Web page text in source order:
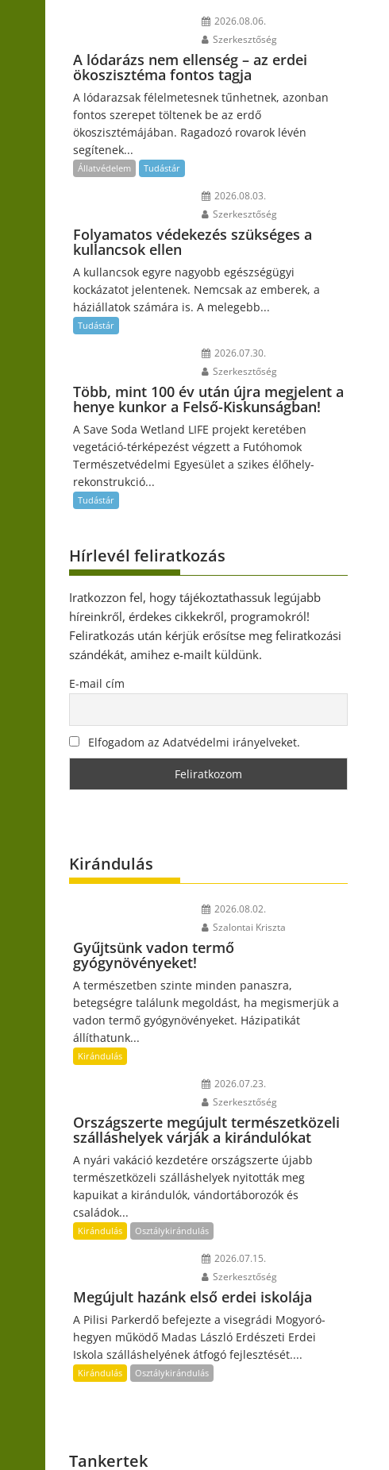
2026.08.06.
Szerkesztőség
A lódarázs nem ellenség – az erdei
ökoszisztéma fontos tagja
A lódarazsak félelmetesnek tűnhetnek, azonban
fontos szerepet töltenek be az erdő
ökoszisztémájában. Ragadozó rovarok lévén
segítenek...
Állatvédelem Tudástár
2026.08.03.
Szerkesztőség
Folyamatos védekezés szükséges a
kullancsok ellen
A kullancsok egyre nagyobb egészségügyi
kockázatot jelentenek. Nemcsak az emberek, a
háziállatok számára is. A melegebb...
Tudástár
2026.07.30.
Szerkesztőség
Több, mint 100 év után újra megjelent a
henye kunkor a Felső-Kiskunságban!
A Save Soda Wetland LIFE projekt keretében
vegetáció-térképezést végzett a Futóhomok
Természetvédelmi Egyesület a szikes élőhely-
rekonstrukció...
Tudástár
Hírlevél feliratkozás
Iratkozzon fel, hogy tájékoztathassuk legújabb
híreinkről, érdekes cikkekről, programokról!
Feliratkozás után kérjük erősítse meg feliratkozási
szándékát, amihez e-mailt küldünk.
E-mail cím
Elfogadom az Adatvédelmi irányelveket.
Kirándulás
2026.08.02.
Szalontai Kriszta
Gyűjtsünk vadon termő
gyógynövényeket!
A természetben szinte minden panaszra,
betegségre találunk megoldást, ha megismerjük a
vadon termő gyógynövényeket. Házipatikát
állíthatunk...
Kirándulás
2026.07.23.
Szerkesztőség
Országszerte megújult természetközeli
szálláshelyek várják a kirándulókat
A nyári vakáció kezdetére országszerte újabb
természetközeli szálláshelyek nyitották meg
kapuikat a kirándulók, vándortáborozók és
családok...
Kirándulás Osztálykirándulás
2026.07.15.
Szerkesztőség
Megújult hazánk első erdei iskolája
A Pilisi Parkerdő befejezte a visegrádi Mogyoró-
hegyen működő Madas László Erdészeti Erdei
Iskola szálláshelyének átfogó fejlesztését....
Kirándulás Osztálykirándulás
Tankertek